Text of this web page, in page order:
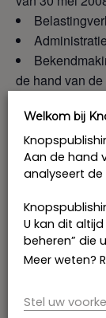
de hand van
Uw vragen
schriftelijk
Programma
het systeem
Welkom bij
Aan de hand
analyseert
U kan dit
beheren” die
Meer weten?
Stel uw